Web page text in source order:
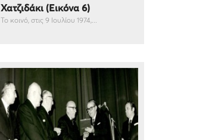
Χατζιδάκι (Εικόνα 6)
Το κοινό, στις 9 Ιουλίου 1974,...